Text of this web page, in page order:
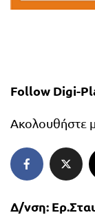
Follow Digi-
Ακολουθήστε
Δ/νση: